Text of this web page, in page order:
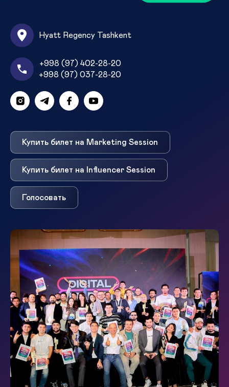
Hyatt Regency Tashkent
+998 (97) 402-28-20
+998 (97) 037-28-20
Купить билет на Marketing Session
Купить билет на Influencer Session
Голосовать